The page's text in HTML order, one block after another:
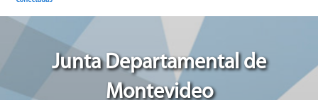
Junta Departamental de
Montevideo